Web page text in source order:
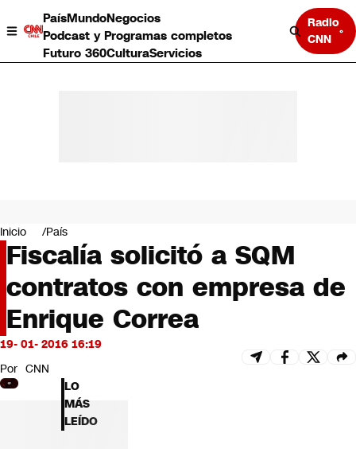
PaísMundoNegocios
Podcast y Programas completos
Futuro 360CulturaServicios
Radio
CNN
Negocios
Deportes
Programas completos
Cultura
Servicios
Bits
CNN Data
CNN tiempo
Futuro 360
Opinión
Inicio País
Fiscalía solicitó a SQM
contratos con empresa de
Enrique Correa
19- 01- 2016 16:19
Por CNN
LO
MÁS
LEÍDO